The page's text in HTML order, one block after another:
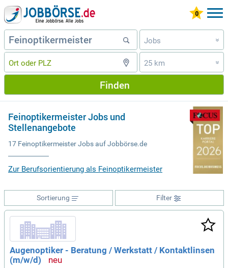
Jobs »
25 km »
Finden
Feinoptikermeister Jobs und
Stellenangebote
17 Feinoptikermeister Jobs auf Jobbörse.de
Zur Berufsorientierung als Feinoptikermeister
Filter
Sortierung
Augenoptiker - Beratung / Werkstatt / Kontaktlinsen
(m/w/d)